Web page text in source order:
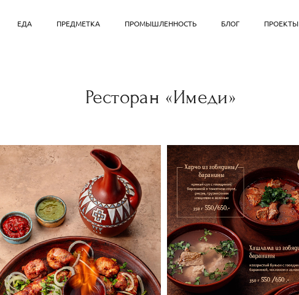
ЕДА ПРЕДМЕТКА ПРОМЫШЛЕННОСТЬ БЛОГ ПРОЕКТЫ
Ресторан «Имеди»